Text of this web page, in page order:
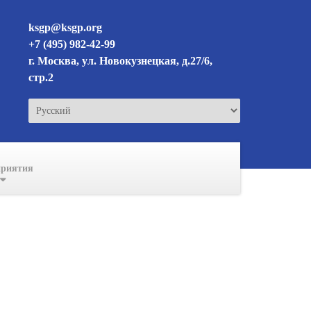
ksgp@ksgp.org
+7 (495) 982-42-99
г. Москва, ул. Новокузнецкая, д.27/6,
стр.2
Выбрать
язык